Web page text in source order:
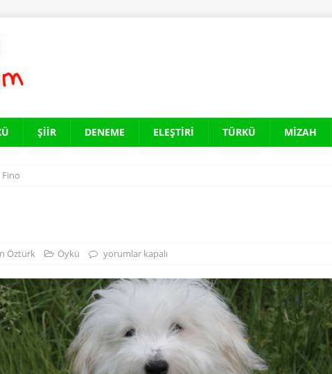
ŞIIR DENEME ELEŞTIRI TÜRKÜ MIZAH
Fino
Öztürk Öykü yorumlar kapalı